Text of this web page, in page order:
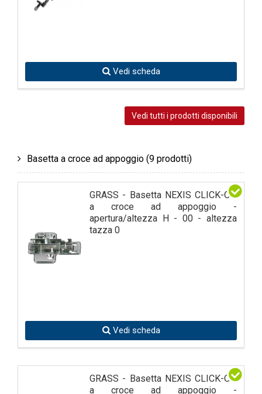
Vedi scheda
Vedi tutti i prodotti disponibili
Basetta a croce ad appoggio (9 prodotti)
GRASS - Basetta NEXIS CLICK-ON
a croce ad appoggio -
apertura/altezza H - 00 - altezza
tazza 0
Vedi scheda
GRASS - Basetta NEXIS CLICK-ON
a croce ad appoggio -